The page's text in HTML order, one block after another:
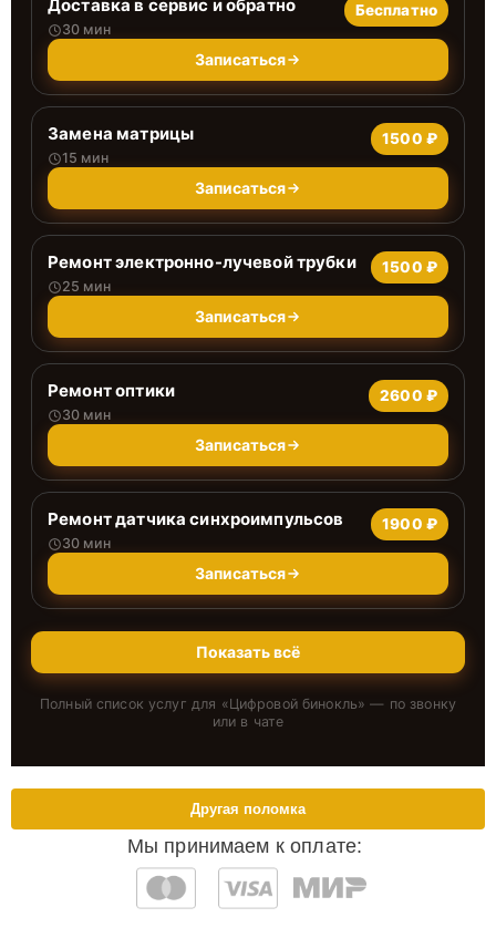
Доставка в сервис и обратно
30 мин
Бесплатно
Записаться
Замена матрицы
15 мин
1500 ₽
Записаться
Ремонт электронно-лучевой трубки
25 мин
1500 ₽
Записаться
Ремонт оптики
30 мин
2600 ₽
Записаться
Ремонт датчика синхроимпульсов
30 мин
1900 ₽
Записаться
Показать всё
Полный список услуг для «Цифровой бинокль» — по звонку
или в чате
Мы принимаем к оплате:
Другая поломка